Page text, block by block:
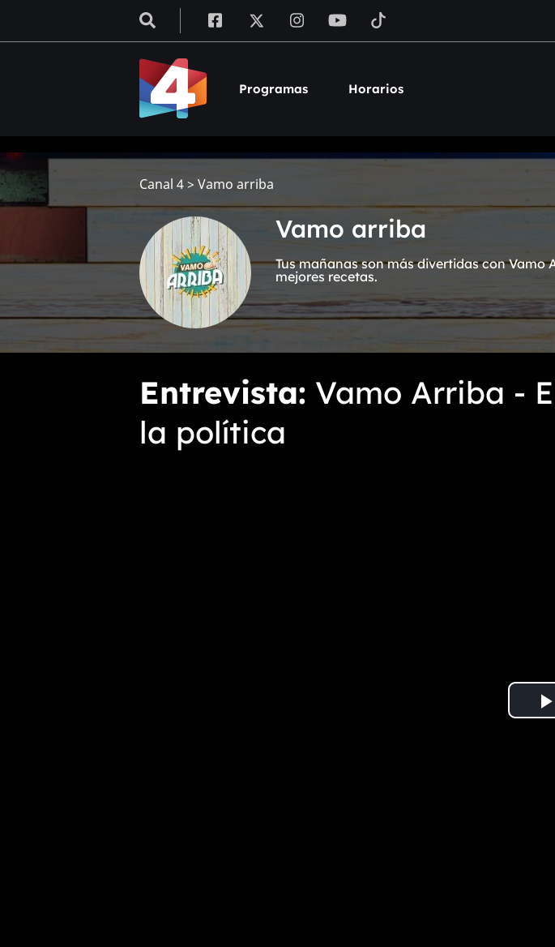
Programas Horarios
Canal 4> Vamo arriba
Vamo arriba
Tus mañanas son más divertidas con
mejores recetas.
Entrevista Vamo Arriba -
la política